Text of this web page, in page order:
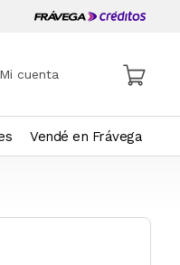
Mi cuenta
Vendé en Frávega